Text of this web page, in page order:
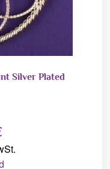
Silver Plated